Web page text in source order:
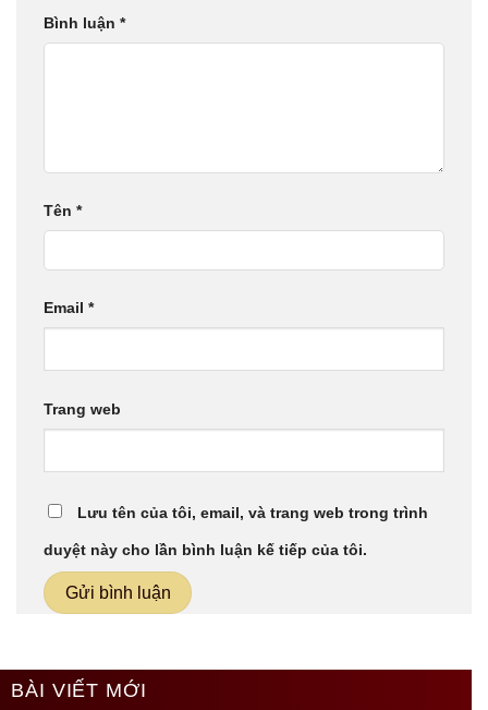
Bình luận *
Tên *
Email *
Trang web
Lưu tên của tôi, email, và trang web trong trình
duyệt này cho lần bình luận kế tiếp của tôi.
BÀI VIẾT MỚI